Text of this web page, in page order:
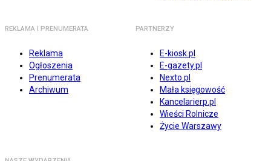
REKLAMA I PRENUMERATA
Reklama
Ogłoszenia
Prenumerata
Archiwum
PARTNERZY
E-kiosk.pl
E-gazety.pl
Nexto.pl
Mała księgowość
Kancelarierp.pl
Wieści Rolnicze
Życie Warszawy